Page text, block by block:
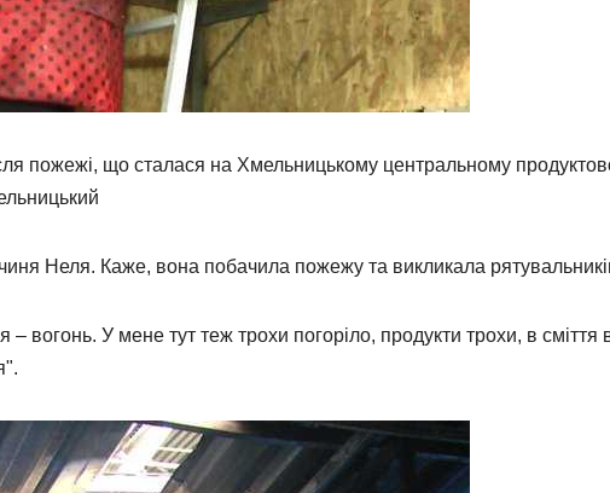
пожежі, що сталася на Хмельницькому центральному
Неля. Каже, вона побачила пожежу та викликала
вогонь. У мене тут теж трохи погоріло, продукти трохи, в сміття